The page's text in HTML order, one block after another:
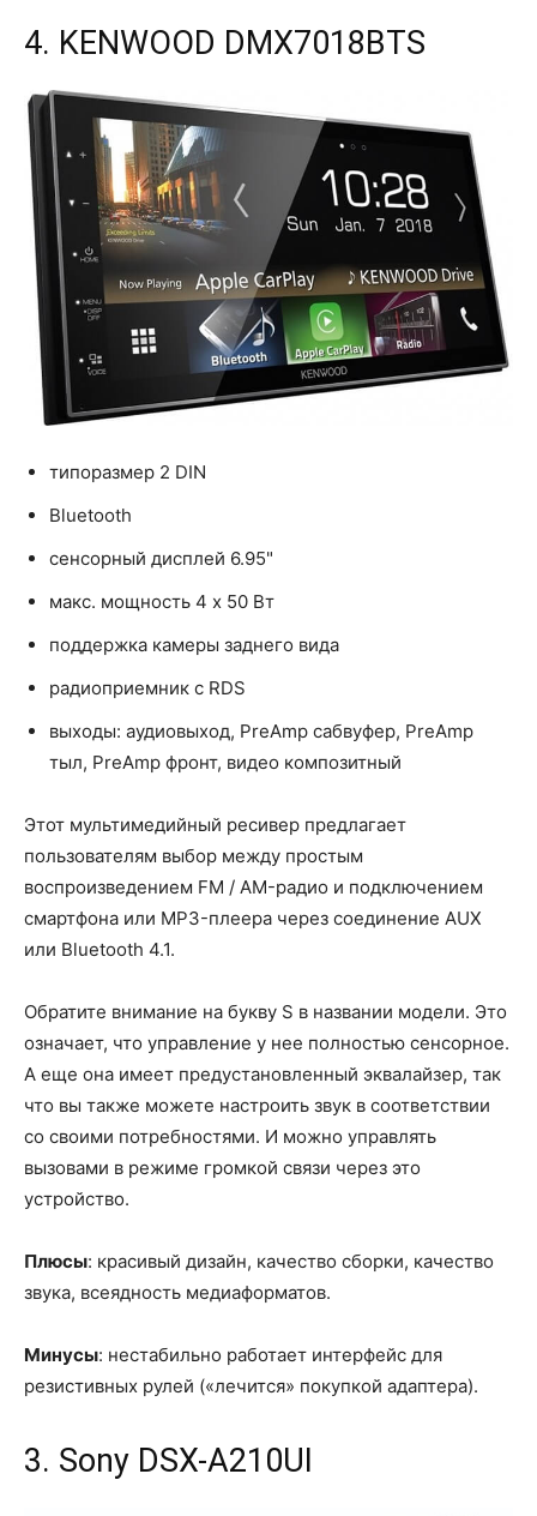
4. KENWOOD DMX7018BTS
типоразмер 2 DIN
Bluetooth
сенсорный дисплей 6.95"
макс. мощность 4 x 50 Вт
поддержка камеры заднего вида
радиоприемник с RDS
выходы: аудиовыход, PreAmp сабвуфер, PreAmp
тыл, PreAmp фронт, видео композитный
Этот мультимедийный ресивер предлагает
пользователям выбор между простым
воспроизведением FM / AM-радио и подключением
смартфона или MP3-плеера через соединение AUX
или Bluetooth 4.1.
Обратите внимание на букву S в названии модели. Это
означает, что управление у нее полностью сенсорное.
А еще она имеет предустановленный эквалайзер, так
что вы также можете настроить звук в соответствии
со своими потребностями. И можно управлять
вызовами в режиме громкой связи через это
устройство.
Плюсы: красивый дизайн, качество сборки, качество
звука, всеядность медиаформатов.
Минусы: нестабильно работает интерфейс для
резистивных рулей («лечится» покупкой адаптера).
3. Sony DSX-A210UI